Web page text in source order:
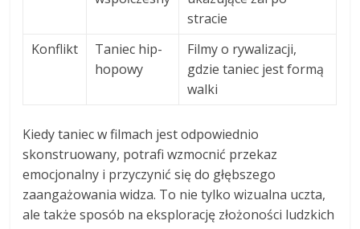
stracie
Konflikt
Taniec hip-
hopowy
Filmy o rywalizacji,
gdzie taniec jest formą
walki
Kiedy taniec w filmach jest odpowiednio
skonstruowany, potrafi wzmocnić przekaz
emocjonalny i przyczynić się do głębszego
zaangażowania widza. To nie tylko wizualna uczta,
ale także sposób na eksplorację złożoności ludzkich